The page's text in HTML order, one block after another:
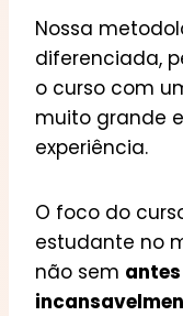
Nossa
diferenciada,
o curso com
muito grande
experiência.
O foco do
estudante no
não sem